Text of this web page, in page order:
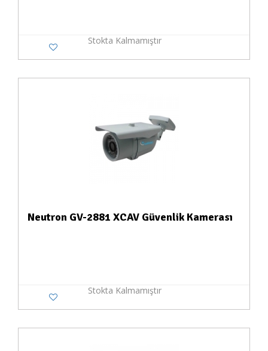
Stokta Kalmamıştır
Neutron GV-2881 XCAV Güvenlik Kamerası
Stokta Kalmamıştır